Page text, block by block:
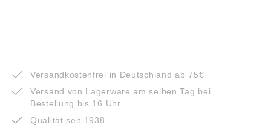
Versandkostenfrei in Deutschland ab 75€
Versand von Lagerware am selben Tag bei
Bestellung bis 16 Uhr
Qualität seit 1938